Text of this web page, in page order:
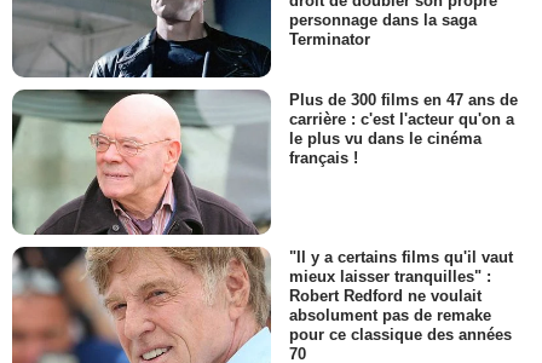
personnage dans la saga
Terminator
Plus de 300 films en 47 ans de
carrière : c'est l'acteur qu'on a
le plus vu dans le cinéma
français !
"Il y a certains films qu'il vaut
mieux laisser tranquilles" :
Robert Redford ne voulait
absolument pas de remake
pour ce classique des années
70